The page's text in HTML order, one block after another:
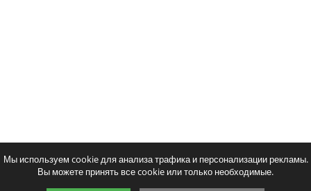
Мы используем cookie для анализа трафика и персонализации рекламы.
Вы можете принять все cookie или только необходимые.